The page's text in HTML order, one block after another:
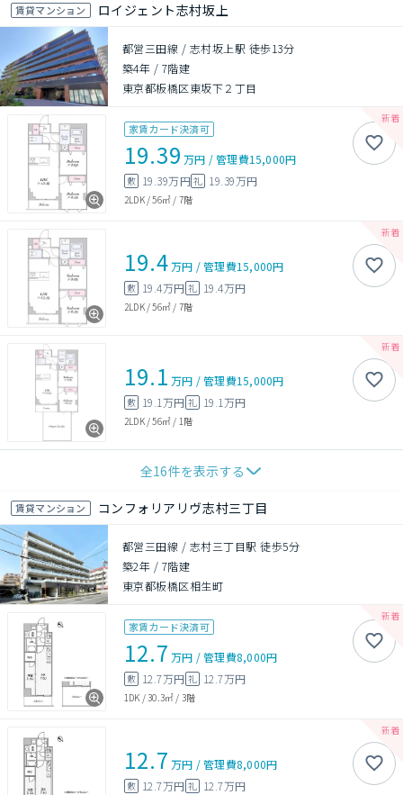
賃貸マンション ロイジェント志村坂上
都営三田線 / 志村坂上駅 徒歩13分
築4年 / 7階建
東京都板橋区東坂下２丁目
家賃カード決済可
19.39 万円 /管理費15,000円
敷 19.39万円礼 19.39万円
2LDK/56㎡ / 7階
19.4万円 /管理費15,000円
敷 19.4万円 礼 19.4万円
2LDK/56㎡ / 7階
19.1 万円 /管理費15,000円
敷 19.1万円 礼 19.1万円
2LDK/56㎡ / 1階
全16件を表示する
賃貸マンション コンフォリアリヴ志村三丁目
都営三田線 / 志村三丁目駅 徒歩5分
築2年 / 7階建
東京都板橋区相生町
家賃カード決済可
12.7 万円 /管理費8,000円
敷 12.7万円 礼 12.7万円
1DK /30.3㎡ / 3階
12.7 万円 /管理費8,000円
敷 12.7万円 礼 12.7万円